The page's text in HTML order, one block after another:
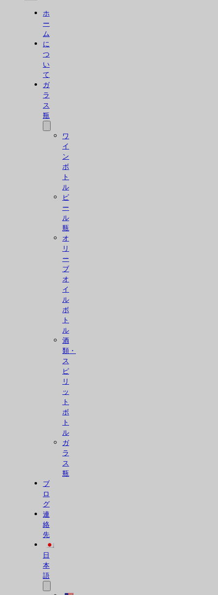
ホ
ー
ム
に
つ
い
て
ガ
ラ
ス
瓶
ワ
イ
ン
ボ
ト
ル
ビ
ー
ル
瓶
オ
リ
ー
ブ
オ
イ
ル
ボ
ト
ル
酒
類・
ス
ピ
リ
ッ
ト
ボ
ト
ル
ガ
ラ
ス
瓶
ブ
ロ
グ
連
絡
先
日
本
語